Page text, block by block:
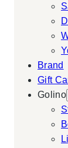
Brand
Gift
Golino